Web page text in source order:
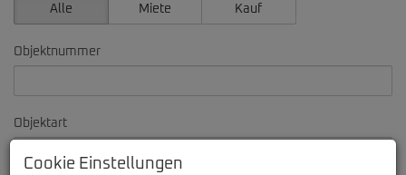
Alle Miete Kauf
Objektnummer
Objektart
Cookie Einstellungen